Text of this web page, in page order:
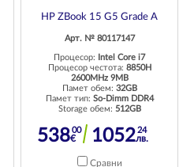
HP ZBook 15 G5 Grade A
Арт. № 80117147
Процесор:
Intel Core i7
Процесор честота: 8850H
2600MHz 9MB
Памет обем: 32GB
Памет тип: So-Dimm DDR4
Storage обем: 512GB
53800
€ 105224
лв.
Сравни